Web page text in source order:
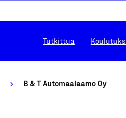
Tutkittua
B & T Automaalaamo Oy